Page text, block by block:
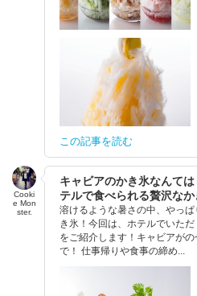
この記事を読む
Cooki
e Mon
ster.
キャビアのかき氷なんて
テルで食べられる贅沢な
溶けるような暑さの中、やっ
き氷！今回は、ホテルでいた
をご紹介します！キャビアが
で！ 仕事帰りや食事の締め...